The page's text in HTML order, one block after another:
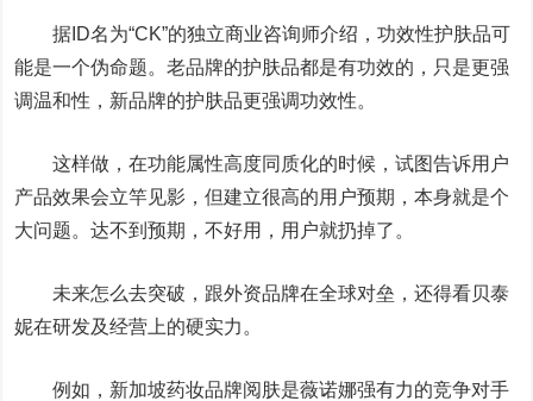
据ID名为“CK”的独立商业咨询师介绍，功效性护肤品可
能是一个伪命题。老品牌的护肤品都是有功效的，只是更强
调温和性，新品牌的护肤品更强调功效性。
这样做，在功能属性高度同质化的时候，试图告诉用户
产品效果会立竿见影，但建立很高的用户预期，本身就是个
大问题。达不到预期，不好用，用户就扔掉了。
未来怎么去突破，跟外资品牌在全球对垒，还得看贝泰
妮在研发及经营上的硬实力。
例如，新加坡药妆品牌阅肤是薇诺娜强有力的竞争对手